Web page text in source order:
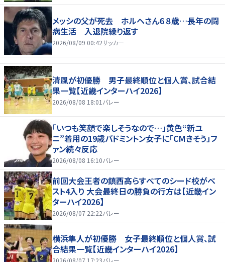
メッシの父が死去 ホルヘさん６８歳…長年の闘
病生活 入退院繰り返す
2026/08/09 00:42サッカー
清風が初優勝 男子最終順位と個人賞、試合結
果一覧【近畿インターハイ2026】
2026/08/08 18:01 バレー
「いつも笑顔で楽しそうなので…」黄色“新ユ
ニ”着用の19歳バドミントン女子に「CMきそう」フ
ァン続々反応
2026/08/08 16:10バレー
前回大会王者の鎮西高らすべてのシード校がベ
スト4入り 大会最終日の勝負の行方は【近畿イン
ターハイ2026】
2026/08/07 22:22バレー
横浜隼人が初優勝 女子最終順位と個人賞、試
合結果一覧【近畿インターハイ2026】